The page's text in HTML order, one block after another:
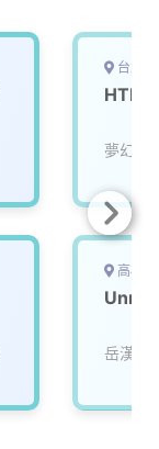
台北
夢幻互
高雄
岳漢網